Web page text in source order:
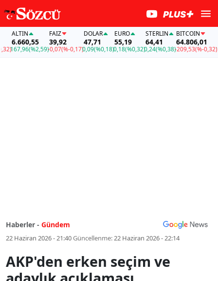
(%2,59)
39,92
-0,07(%-0,17)
DOLAR
47,71
0,09(%0,18)
EURO
55,19
0,18(%0,32)
STERLIN
64,41
0,24(%0,38)
BITCOIN
64.806,01
-209,53(%-0,32)
Haberler - Gündem
22 Haziran 2026 - 21:40Güncellenme:22 Haziran 2026 - 22:14
AKP'den erken seçim ve